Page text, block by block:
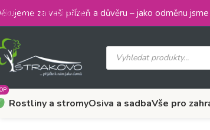
Skip to main content
za vaši přízeň a důvěru – jako odměnu
Rostliny a stromyOsiva a sadbaVše pro